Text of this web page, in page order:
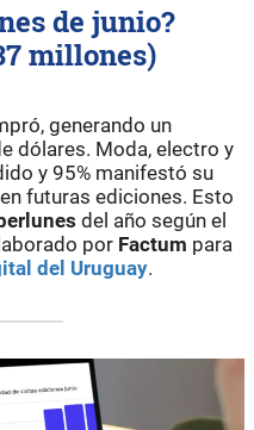
de junio?
millones)
generando un
dólares. Moda, electro y
y 95% manifestó su
futuras ediciones. Esto
del año según el
por Factum para
del Uruguay.